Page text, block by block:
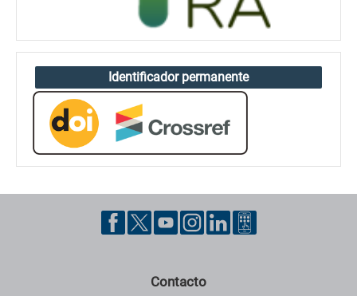
Identificador permanente
Contacto